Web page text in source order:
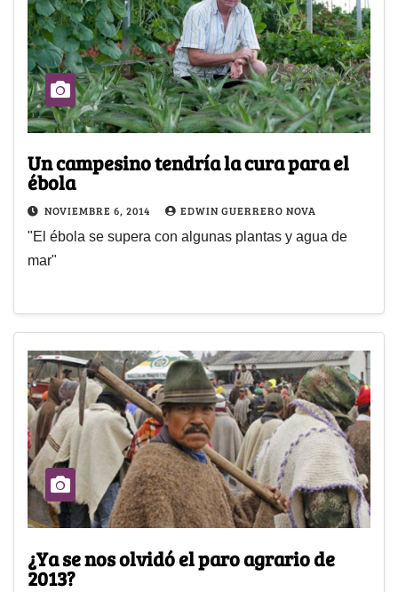
Un campesino tendría la cura para el
ébola
NOVIEMBRE 6, 2014 EDWIN GUERRERO NOVA
"El ébola se supera con algunas plantas y agua de
mar"
¿Ya se nos olvidó el paro agrario de
2013?